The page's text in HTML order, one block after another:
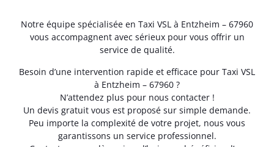
Notre équipe spécialisée en Taxi VSL à Entzheim – 67960
vous accompagnent avec sérieux pour vous offrir un
service de qualité.
Besoin d’une intervention rapide et efficace pour Taxi VSL
à Entzheim – 67960 ?
N’attendez plus pour nous contacter !
Un devis gratuit vous est proposé sur simple demande.
Peu importe la complexité de votre projet, nous vous
garantissons un service professionnel.